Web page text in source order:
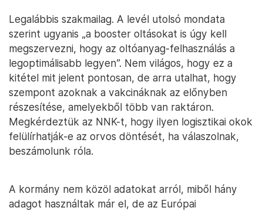
Legalábbis szakmailag. A levél utolsó mondata
szerint ugyanis „a booster oltásokat is úgy kell
megszervezni, hogy az oltóanyag-felhasználás a
legoptimálisabb legyen”. Nem világos, hogy ez a
kitétel mit jelent pontosan, de arra utalhat, hogy
szempont azoknak a vakcináknak az előnyben
részesítése, amelyekből több van raktáron.
Megkérdeztük az NNK-t, hogy ilyen logisztikai okok
felülírhatják-e az orvos döntését, ha válaszolnak,
beszámolunk róla.
A kormány nem közöl adatokat arról, miből hány
adagot használtak már el, de az Európai